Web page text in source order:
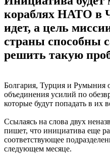
кораблях НАТО в
идет, а цель
страны способны
решить такую
Болгария, Турция и Румыния
объединения усилий по
которые будут попадать в их
Ссылаясь на слова двух
пишет, что инициатива еще
соответствующее
следующем месяце.